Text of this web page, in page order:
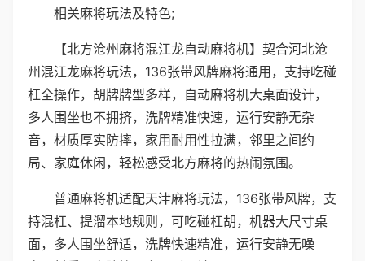
相关麻将玩法及特色;
【北方沧州麻将混江龙自动麻将机】契合河北沧
州混江龙麻将玩法，136张带风牌麻将通用，支持吃碰
杠全操作，胡牌牌型多样，自动麻将机大桌面设计，
多人围坐也不拥挤，洗牌精准快速，运行安静无杂
音，材质厚实防摔，家用耐用性拉满，邻里之间约
局、家庭休闲，轻松感受北方麻将的热闹氛围。
普通麻将机适配天津麻将玩法，136张带风牌，支
持混杠、提溜本地规则，可吃碰杠胡，机器大尺寸桌
面，多人围坐舒适，洗牌快速精准，运行安静无噪